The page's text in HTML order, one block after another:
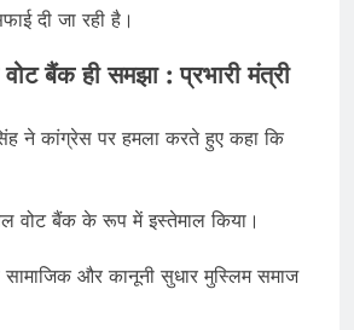
दी जा रही है।
बैंक ही समझा : प्रभारी मंत्री
ने कांग्रेस पर हमला करते हुए कहा कि
वोट बैंक के रूप में इस्तेमाल किया।
सामाजिक और कानूनी सुधार मुस्लिम समाज